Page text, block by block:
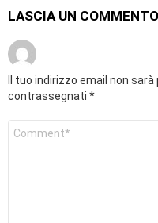
LASCIA UN COMMENTO
Il tuo indirizzo email non sarà
contrassegnati *